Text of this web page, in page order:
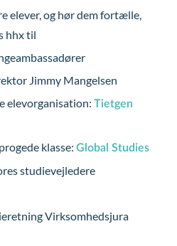
elever, og hør dem fortælle,
hhx til
Jimmy Mangelsen
elevorganisation:Tietgen
klasse:Global Studies
studievejledere
Virksomhedsjura